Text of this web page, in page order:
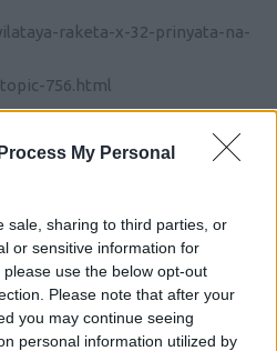
My Personal
sale, sharing to third parties, or
or sensitive information for
use the below opt-out
Please note that after your
you may continue seeing
personal information utilized by
raketa-x-32-prinyata-na-
756.html
#37868
τα 20-30 Τυ-22, 1 (ενα)
2 χρονια?